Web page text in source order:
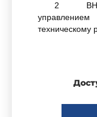
2
техническому
Приказом